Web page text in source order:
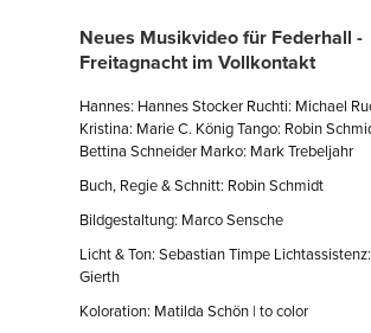
Neues Musikvideo für Federhall -
Freitagnacht im Vollkontakt
Hannes: Hannes Stocker Ruchti: Michael
Kristina: Marie C. König Tango: Robin
Bettina Schneider Marko: Mark Trebeljahr
Buch, Regie & Schnitt: Robin Schmidt
Bildgestaltung: Marco Sensche
Licht & Ton: Sebastian Timpe
Gierth
Koloration: Matilda Schön | to color